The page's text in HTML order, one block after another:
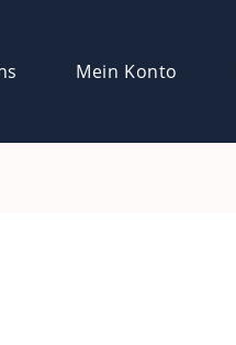
Mein Konto